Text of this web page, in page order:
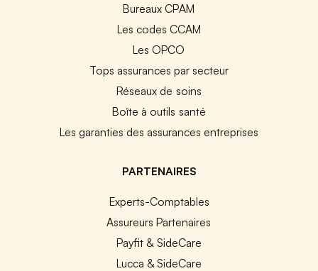
Bureaux CPAM
Les codes CCAM
Les OPCO
Tops assurances par secteur
Réseaux de soins
Boîte à outils santé
Les garanties des assurances entreprises
PARTENAIRES
Experts-Comptables
Assureurs Partenaires
Payfit & SideCare
Lucca & SideCare